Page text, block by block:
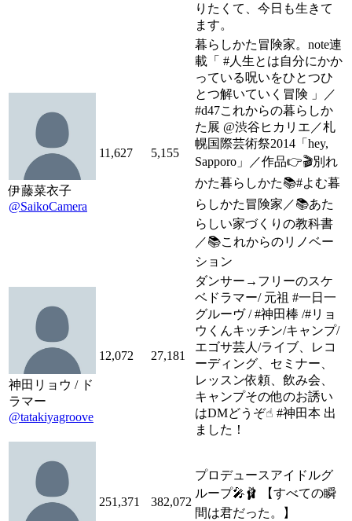
りたくて、今日も生きて
ます。
伊藤菜衣子
@SaikoCamera
11,627 5,155
暮らしかた冒険家。note連
載「 #人生とは自分にかか
っている呪いをひとつひ
とつ解いていく冒険 」／
#d47これからの暮らしか
た展 @渋谷ヒカリエ／札
幌国際芸術祭2014「hey,
Sapporo」／作品👉🎬別れ
かた暮らしかた📚#よむ暮
らしかた冒険家／📚あた
らしい家づくりの教科書
／📚これからのリノベー
ション
神田リョウ / ド
ラマー
@tatakiyagroove
12,072 27,181
ダンサー→フリーのスケ
ベドラマー/ 元祖 #一日一
グルーヴ / #神田棒 /#リョ
ウくんキッチン/キャンプ/
エゴサ芸人/ライブ、レコ
ーディング、セミナー、
レッスン依頼、飲み会、
キャンプその他のお誘い
はDMどうぞ☝︎ #神田本 出
ました！
251,371 382,072
プロデュースアイドルグ
ループ🎤🩰 【すべての瞬
間は君だった。】